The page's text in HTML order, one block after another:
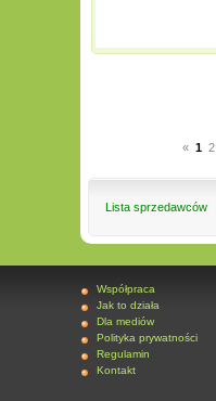
« 1 2
Lista sprzedawców
Współpraca
Jak to działa
Dla mediów
Polityka prywatności
Regulamin
Kontakt